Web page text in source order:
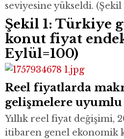
seviyesine yükseldi. (Şekil
Şekil 1: Türkiye
konut fiyat
Eylül=100)
Reel fiyatlarda
gelişmelere uyumlu
Yıllık reel fiyat değişimi,
itibaren genel ekonomik